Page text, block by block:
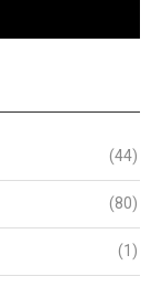
(44)
(80)
(1)